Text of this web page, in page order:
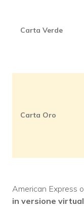
Carta Verde
Carta Oro
American Express
in versione